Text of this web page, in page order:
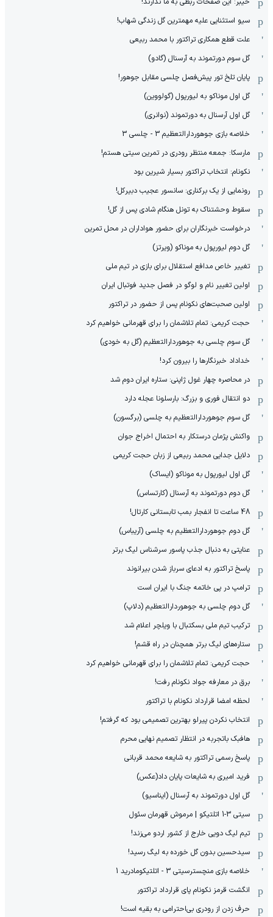
سیو استثنایی علیه مهمترین گل زندگی شهاب!
علت قطع همکاری تراکتور با محمد ربیعی
گل سوم دورتموند به آرسنال (گادو)
پایان تلخ تور پیش‌فصل چلسی مقابل جوهور!
گل اول موناکو به لیورپول (گولووین)
گل اول آرسنال به دورتموند (نوانری)
خلاصه بازی جوهوردارالتعظیم 3 - چلسی 3
مارسکا: جمعه منتظر رودری در تمرین سیتی هستم!
نکونام: انتخاب تراکتور بسیار شیرین بود
رونمایی از یک برکناری: سانسور عجیب دبیرکل!
سقوط وحشتناک به تونل هنگام شادی پس از گل!
درخواست خبرنگاران برای حضور هواداران در محل تمرین
گل دوم لیورپول به موناکو (ویرتز)
تغییر خاص مدافع استقلال برای بازی در تیم ملی
اولین تغییر نام و لوگو در فصل جدید فوتبال ایران
اولین صحبت‌های نکونام پس از حضور در تراکتور
حجت کریمی: تمام تلاشمان را برای قهرمانی خواهیم کرد
گل سوم چلسی به جوهوردارالتعظیم (گل به خودی)
خداداد خبرنگارها را بیرون کرد!
در محاصره چهار غول ژاپنی: ستاره ایران دوم شد
دو انتقال فوری و بزرگ: بارسلونا عجله دارد
گل سوم جوهوردارالتعظیم به چلسی (برگسون)
واکنش پژمان درستکار به احتمال اخراج جوان
دلایل جدایی محمد ربیعی از زبان حجت کریمی
گل اول لیورپول به موناکو (ایساک)
گل دوم دورتموند به آرسنال (کارتساس)
48 ساعت تا انفجار بمب تابستانی کارتال!
گل دوم جوهوردارالتعظیم به چلسی (آریباس)
عنایتی به دنبال جذب پاسور سرشناس لیگ برتر
پاسخ تراکتور به ادعای سرباز شدن بیرانوند
ترامپ در پی خاتمه جنگ با ایران است
گل دوم چلسی به جوهوردارالتعظیم (دلاپ)
ترکیب تیم ملی بسکتبال با ویلچر اعلام شد
ستاره‌های لیگ برتر همچنان در راه قشم!
حجت کریمی: تمام تلاشمان را برای قهرمانی خواهیم کرد
برق در معارفه جواد نکونام رفت!
لحظه امضا قرارداد نکونام با تراکتور
انتخاب نکردن پیرلو بهترین تصمیمی بود که گرفتم!
هافبک باتجربه در انتظار تصمیم نهایی محرم
پاسخ رسمی تراکتور به شایعه محمد قربانی
فرید امیری به شایعات پایان داد(عکس)
گل اول دورتموند به آرسنال (ایناسیو)
سیتی 3-1 اتلتیکو | مرموش قهرمان سئول
تیم لیگ دویی خارج از کشور اردو می‌زند!
سیدحسین بدون گل خورده به لیگ رسید!
خلاصه بازی منچسترسیتی 3 - اتلتیکومادرید 1
انگشت قرمز نکونام پای قرارداد تراکتور
حرف زدن از رودری بی‌احترامی به بقیه است!